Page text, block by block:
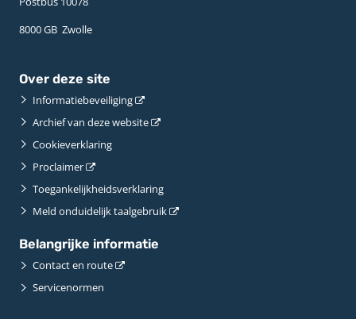
8000 GB ­ Zwolle
Over deze site
Informatiebeveiliging
Archief van deze website
Cookieverklaring
Proclaimer
Toegankelijkheidsverklaring
Meld onduidelijk taalgebruik
Belangrijke informatie
Contact en route
Servicenormen